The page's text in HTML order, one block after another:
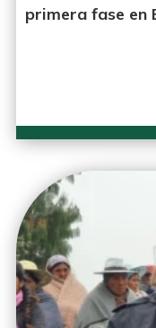
primera fase en